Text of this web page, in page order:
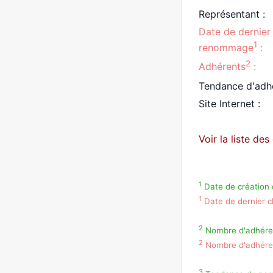
Représentant :
Date de dernier
renommage1 :
Adhérents2 :
Tendance
Site Internet :
Voir la liste
1 Date de création
1 Date de dernier
2 Nombre
2 Nombre